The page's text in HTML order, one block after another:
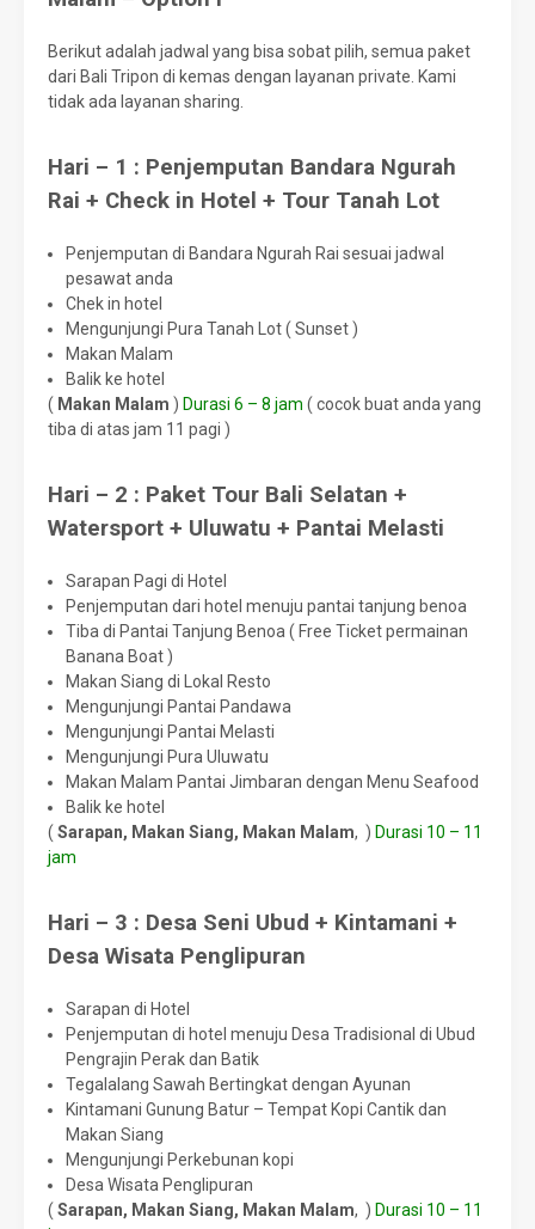
Berikut adalah jadwal yang bisa sobat pilih, semua paket
dari Bali Tripon di kemas dengan layanan private. Kami
tidak ada layanan sharing.
Hari – 1 : Penjemputan Bandara Ngurah
Rai + Check in Hotel + Tour Tanah Lot
Penjemputan di Bandara Ngurah Rai sesuai jadwal
pesawat anda
Chek in hotel
Mengunjungi Pura Tanah Lot ( Sunset )
Makan Malam
Balik ke hotel
( Makan Malam ) Durasi 6 – 8 jam ( cocok buat anda yang
tiba di atas jam 11 pagi )
Hari – 2 : Paket Tour Bali Selatan +
Watersport + Uluwatu + Pantai Melasti
Sarapan Pagi di Hotel
Penjemputan dari hotel menuju pantai tanjung benoa
Tiba di Pantai Tanjung Benoa ( Free Ticket permainan
Banana Boat )
Makan Siang di Lokal Resto
Mengunjungi Pantai Pandawa
Mengunjungi Pantai Melasti
Mengunjungi Pura Uluwatu
Makan Malam Pantai Jimbaran dengan Menu Seafood
Balik ke hotel
( Sarapan, Makan Siang, Makan Malam, ) Durasi 10 – 11
jam
Hari – 3 : Desa Seni Ubud + Kintamani +
Desa Wisata Penglipuran
Sarapan di Hotel
Penjemputan di hotel menuju Desa Tradisional di Ubud
Pengrajin Perak dan Batik
Tegalalang Sawah Bertingkat dengan Ayunan
Kintamani Gunung Batur – Tempat Kopi Cantik dan
Makan Siang
Mengunjungi Perkebunan kopi
Desa Wisata Penglipuran
( Sarapan, Makan Siang, Makan Malam, ) Durasi 10 – 11